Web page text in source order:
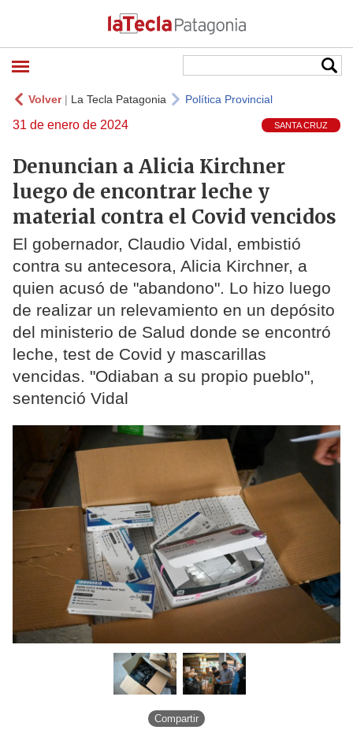
Volver| La Tecla Patagonia Política Provincial
31 de enero de 2024 SANTA CRUZ
Denuncian a Alicia Kirchner
luego de encontrar leche y
material contra el Covid vencidos
El gobernador, Claudio Vidal, embistió
contra su antecesora, Alicia Kirchner, a
quien acusó de "abandono". Lo hizo luego
de realizar un relevamiento en un depósito
del ministerio de Salud donde se encontró
leche, test de Covid y mascarillas
vencidas. "Odiaban a su propio pueblo",
sentenció Vidal
Compartir